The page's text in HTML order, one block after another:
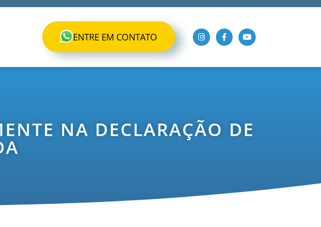
ENTRE EM CONTATO
NA DECLARAÇÃO DE